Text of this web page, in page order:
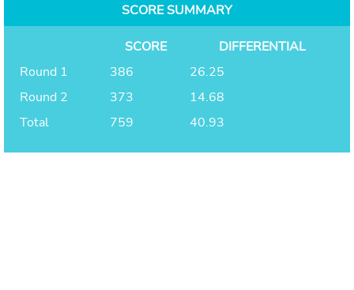
SCORE SUMMARY
SCORE
DIFFERENTIAL
Round 1
386
26.25
Round 2
373
14.68
Total
759 40.93